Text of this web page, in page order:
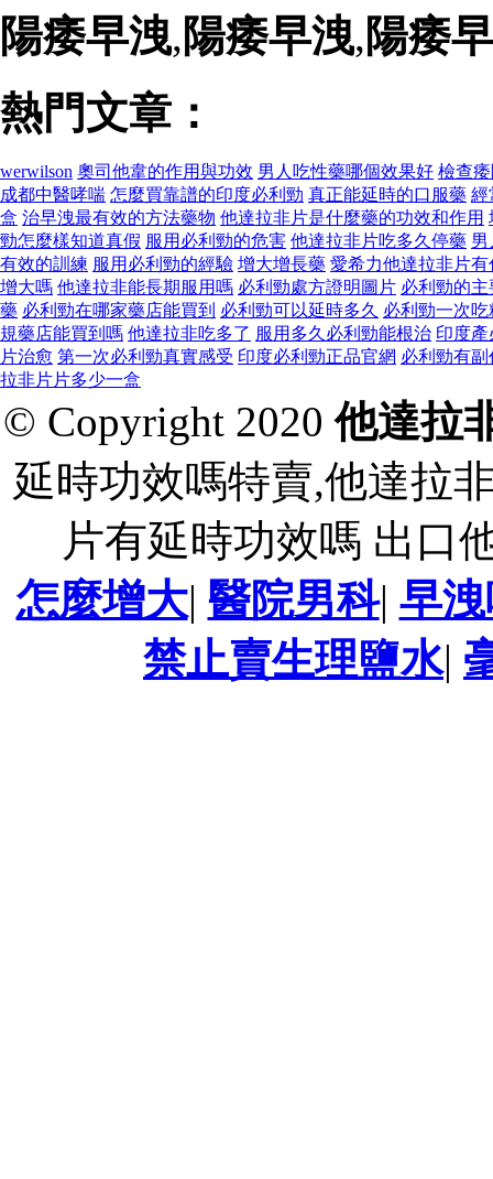
陽痿早洩, 陽痿早洩, 陽痿
熱門文章：
werwilson 奧司他韋的作用與功效 男人吃性藥哪個效果好 檢查
成都中醫哮喘 怎麼買靠譜的印度必利勁 真正能延時的口服藥 經
盒 治早洩最有效的方法藥物 他達拉非片是什麼藥的功效和作用
勁怎麼樣知道真假 服用必利勁的危害 他達拉非片吃多久停藥 男
有效的訓練 服用必利勁的經驗 增大增長藥 愛希力他達拉非片有
增大嗎 他達拉非能長期服用嗎 必利勁處方證明圖片 必利勁的主
藥 必利勁在哪家藥店能買到 必利勁可以延時多久 必利勁一次吃
規藥店能買到嗎 他達拉非吃多了 服用多久必利勁能根治 印度
片治愈 第一次必利勁真實感受 印度必利勁正品官網 必利勁有副
拉非片片多少一盒
© Copyright 2020他達拉
延時功效嗎特賣,他達拉
片有延時功效嗎 出口
怎麼增大| 醫院男科| 早
禁止賣生理鹽水|